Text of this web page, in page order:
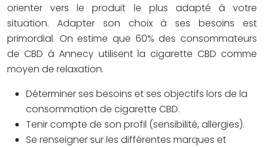
orienter vers le produit le plus adapté à votre
situation. Adapter son choix à ses besoins est
primordial. On estime que 60% des consommateurs
de CBD à Annecy utilisent la cigarette CBD comme
moyen de relaxation.
Déterminer ses besoins et ses objectifs lors de la
consommation de cigarette CBD.
Tenir compte de son profil (sensibilité, allergies).
Se renseigner sur les différentes marques et